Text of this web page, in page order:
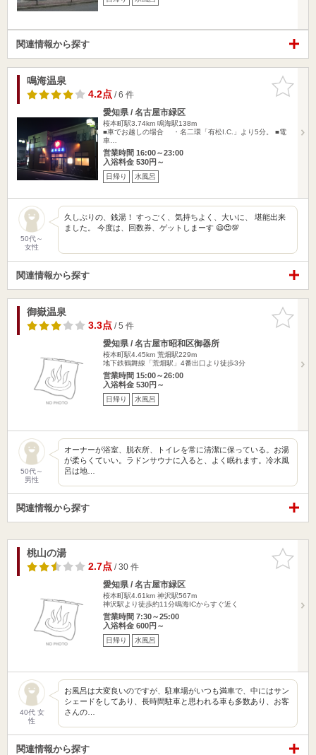
関連情報から探す
お気に入
りに追加
鳴海温泉
4.2点/ 6 件
愛知県 / 名古屋市緑区
桜本町駅3.74km 鳴海駅138m
■車でお越しの場合 ・名二環「有松I.C.」より5分。 ■電
車…
営業時間 16:00～23:00
入浴料金 530円～
日帰り 水風呂
50代～
女性
久しぶりの、銭湯！ すっごく、気持ちよく、大いに、 堪能出来
ました。 今度は、回数券、ゲットしまーす 😃😍💯
関連情報から探す
お気に入
りに追加
御嶽温泉
3.3点/ 5 件
愛知県 / 名古屋市昭和区御器所
桜本町駅4.45km 荒畑駅229m
地下鉄鶴舞線「荒畑駅」4番出口より徒歩3分
営業時間 15:00～26:00
入浴料金 530円～
日帰り 水風呂
50代～
男性
オーナーが浴室、脱衣所、トイレを常に清潔に保っている。お湯
が柔らくていい。ラドンサウナに入ると、よく眠れます。冷水風
呂は地…
関連情報から探す
お気に入
りに追加
桃山の湯
2.7点/ 30 件
愛知県 / 名古屋市緑区
桜本町駅4.61km 神沢駅567m
神沢駅より徒歩約11分鳴海ICからすぐ近く
営業時間 7:30～25:00
入浴料金 600円～
日帰り 水風呂
40代 女
性
お風呂は大変良いのですが、駐車場がいつも満車で、中にはサン
シェードをしてあり、長時間駐車と思われる車も多数あり、お客
さんの…
関連情報から探す